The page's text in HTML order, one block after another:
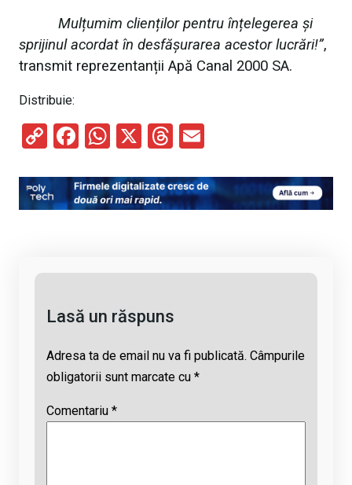
Mulțumim clienților pentru înțelegerea și
sprijinul acordat în desfășurarea acestor lucrări!”,
transmit reprezentanții Apă Canal 2000 SA.
Distribuie:
C
py
Li
F
ce
b
W
at
s
X
T
e
a
ail
Lasă un răspuns
Adresa ta de email nu va fi publicată. Câmpurile
obligatorii sunt marcate cu *
Comentariu *